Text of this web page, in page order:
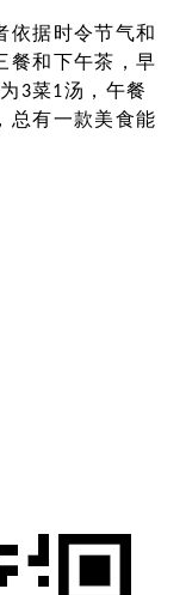
依据时令节气和
餐和下午茶，早
3菜1汤，午餐
总有一款美食能